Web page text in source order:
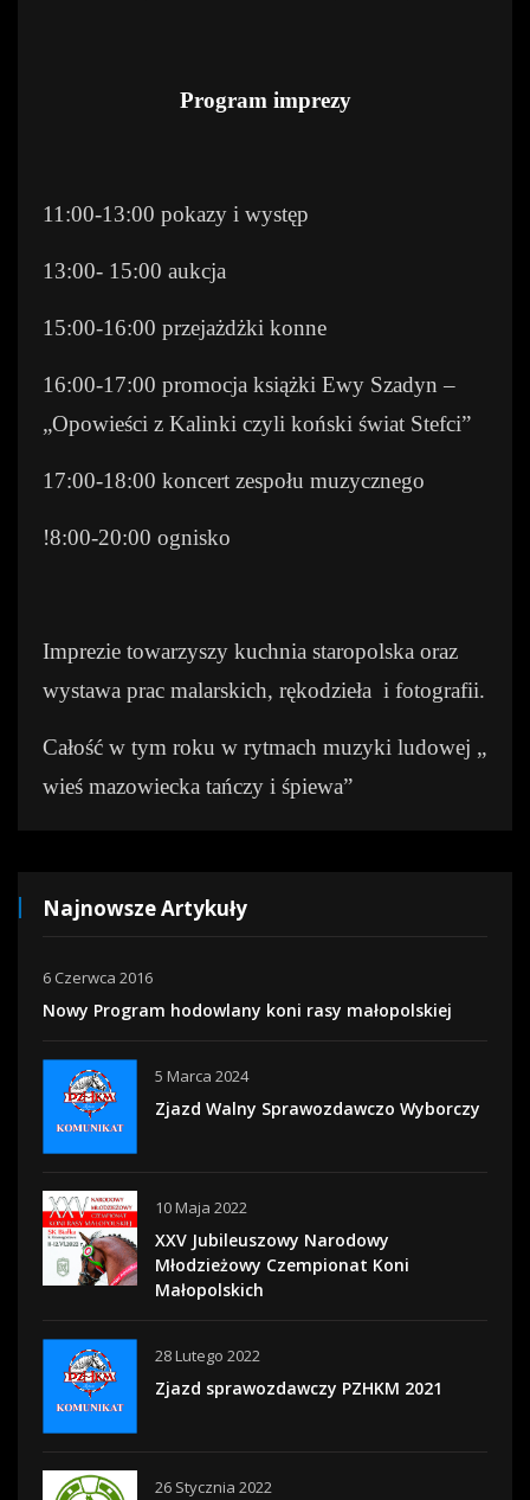
Program imprezy
11:00-13:00 pokazy i występ
13:00- 15:00 aukcja
15:00-16:00 przejażdżki konne
16:00-17:00 promocja książki Ewy Szadyn –
„Opowieści z Kalinki czyli koński świat Stefci”
17:00-18:00 koncert zespołu muzycznego
!8:00-20:00 ognisko
Imprezie towarzyszy kuchnia staropolska oraz
wystawa prac malarskich, rękodzieła i fotografii.
Całość w tym roku w rytmach muzyki ludowej „
wieś mazowiecka tańczy i śpiewa”
Najnowsze Artykuły
6 Czerwca 2016
Nowy Program hodowlany koni rasy małopolskiej
5 Marca 2024
Zjazd Walny Sprawozdawczo Wyborczy
10 Maja 2022
XXV Jubileuszowy Narodowy
Młodzieżowy Czempionat Koni
Małopolskich
28 Lutego 2022
Zjazd sprawozdawczy PZHKM 2021
26 Stycznia 2022